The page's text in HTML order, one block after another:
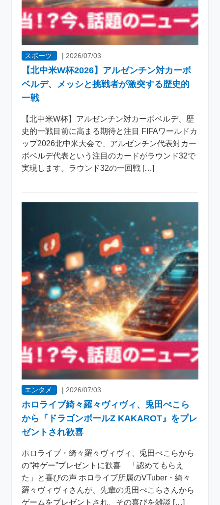
スポーツ |2026/07/03
【北中米W杯2026】アルゼンチン対カーボ
ベルデ、メッシと挑戦者が激突する歴史的
一戦
【北中米W杯】アルゼンチン対カーボベルデ、歴
史的一戦目前に高まる期待と注目 FIFAワールドカ
ップ2026北中米大会で、アルゼンチン代表対カー
ボベルデ代表という注目のカードがラウンド32で
実現します。ラウンド32の一回戦 […]
エンタメ | 2026/07/03
ホロライブ綺々羅々ヴィヴィ、兎田ぺこら
から『ドラゴンボールZ KAKAROT』をプレ
ゼントされ歓喜
ホロライブ・綺々羅々ヴィヴィ、兎田ぺこらから
の“神ゲー”プレゼントに歓喜 「認めてもらえ
た」と喜びの声 ホロライブ所属のVTuber・綺々
羅々ヴィヴィさんが、先輩の兎田ぺこらさんから
ゲームをプレゼントされ、その喜びを雑談 […]